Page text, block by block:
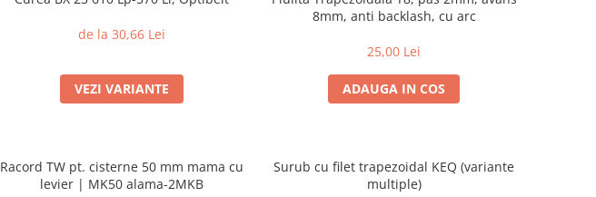
de la 30,66 Lei
VEZI VARIANTE
8mm, anti backlash, cu arc
25,00 Lei
ADAUGA IN COS
Racord TW pt. cisterne 50 mm mama cu
levier | MK50 alama-2MKB
Surub cu filet trapezoidal KEQ (variante
multiple)